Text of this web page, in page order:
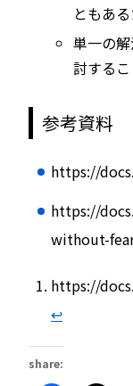
ともあ
単一の
討する
参考資料
https://
https://
without-
https://
↩︎
share: